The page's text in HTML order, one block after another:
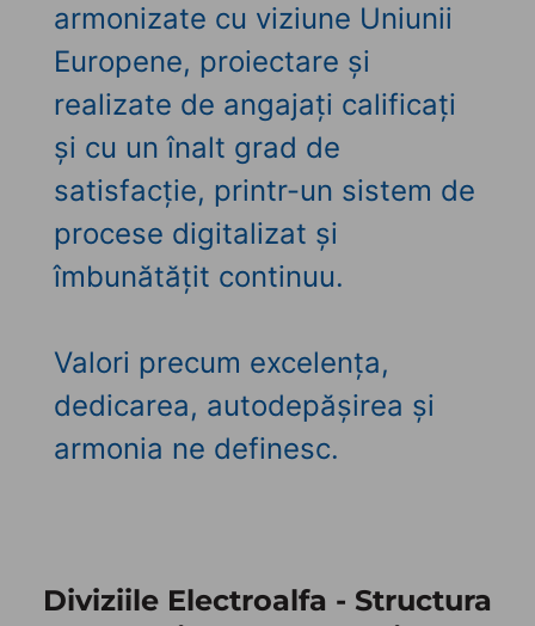
armonizate cu viziune Uniunii
Europene, proiectare și
realizate de angajați calificați
și cu un înalt grad de
satisfacție, printr-un sistem de
procese digitalizat și
îmbunătățit continuu.
Valori precum excelența,
dedicarea, autodepășirea și
armonia ne definesc.
Diviziile Electroalfa - Structura